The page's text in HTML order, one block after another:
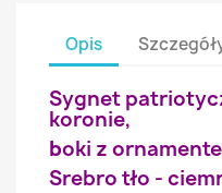
Opis
Sygnet
koronie,
boki z
Srebro tło -